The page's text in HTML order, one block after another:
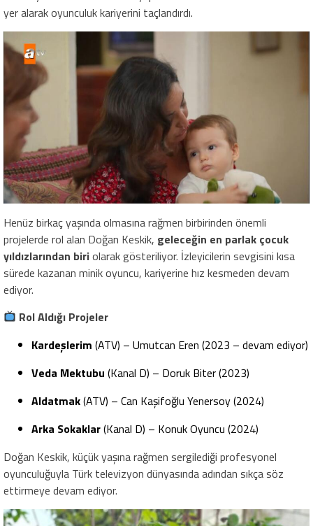
yer alarak oyunculuk kariyerini taçlandırdı.
Henüz birkaç yaşında olmasına rağmen birbirinden önemli
projelerde rol alan Doğan Keskik, geleceğin en parlak çocuk
yıldızlarından biriolarak gösteriliyor. İzleyicilerin sevgisini kısa
sürede kazanan minik oyuncu, kariyerine hız kesmeden devam
ediyor.
Rol Aldığı Projeler
Kardeşlerim (ATV) – Umutcan Eren (2023 – devam ediyor)
Veda Mektubu (Kanal D) – Doruk Biter (2023)
Aldatmak(ATV) – Can Kaşifoğlu Yenersoy (2024)
Arka Sokaklar(Kanal D) – Konuk Oyuncu (2024)
Doğan Keskik, küçük yaşına rağmen sergilediği profesyonel
oyunculuğuyla Türk televizyon dünyasında adından sıkça söz
ettirmeye devam ediyor.